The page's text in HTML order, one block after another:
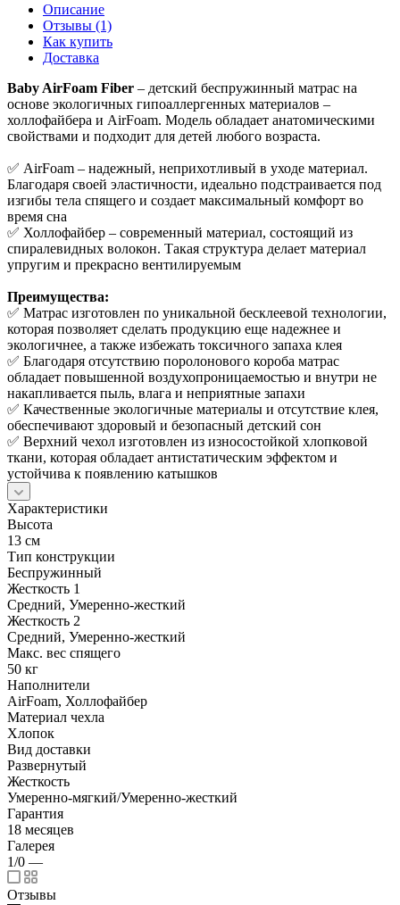
Описание
Отзывы (1)
Как купить
Доставка
Baby AirFoam Fiber – детский беспружинный матрас на
основе экологичных гипоаллергенных материалов –
холлофайбера и AirFoam. Модель обладает анатомическими
свойствами и подходит для детей любого возраста.
✅ AirFoam – надежный, неприхотливый в уходе материал.
Благодаря своей эластичности, идеально подстраивается под
изгибы тела спящего и создает максимальный комфорт во
время сна
✅ Холлофайбер – современный материал, состоящий из
спиралевидных волокон. Такая структура делает материал
упругим и прекрасно вентилируемым
Преимущества:
✅ Матрас изготовлен по уникальной бесклеевой технологии,
которая позволяет сделать продукцию еще надежнее и
экологичнее, а также избежать токсичного запаха клея
✅ Благодаря отсутствию поролонового короба матрас
обладает повышенной воздухопроницаемостью и внутри не
накапливается пыль, влага и неприятные запахи
✅ Качественные экологичные материалы и отсутствие клея,
обеспечивают здоровый и безопасный детский сон
✅ Верхний чехол изготовлен из износостойкой хлопковой
ткани, которая обладает антистатическим эффектом и
устойчива к появлению катышков
Характеристики
Высота
13 см
Тип конструкции
Беспружинный
Жесткость 1
Средний, Умеренно-жесткий
Жесткость 2
Средний, Умеренно-жесткий
Макс. вес спящего
50 кг
Наполнители
AirFoam, Холлофайбер
Материал чехла
Хлопок
Вид доставки
Развернутый
Жесткость
Умеренно-мягкий/Умеренно-жесткий
Гарантия
18 месяцев
Галерея
1/0 —
Отзывы